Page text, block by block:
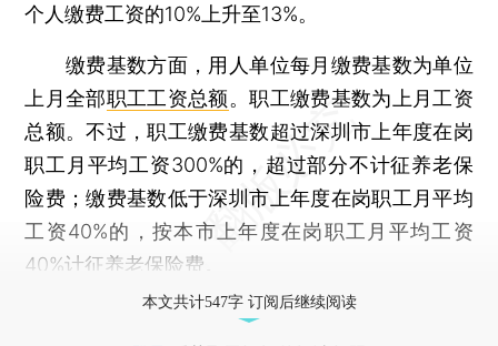
个人缴费工资的10%上升至13%。
缴费基数方面，用人单位每月缴费基数为单位
上月全部职工工资总额。职工缴费基数为上月工资
总额。不过，职工缴费基数超过深圳市上年度在岗
职工月平均工资300%的，超过部分不计征养老保
险费；缴费基数低于深圳市上年度在岗职工月平均
工资40%的，按本市上年度在岗职工月平均工资
40%计征养老保险费。
本文共计547字 订阅后继续阅读